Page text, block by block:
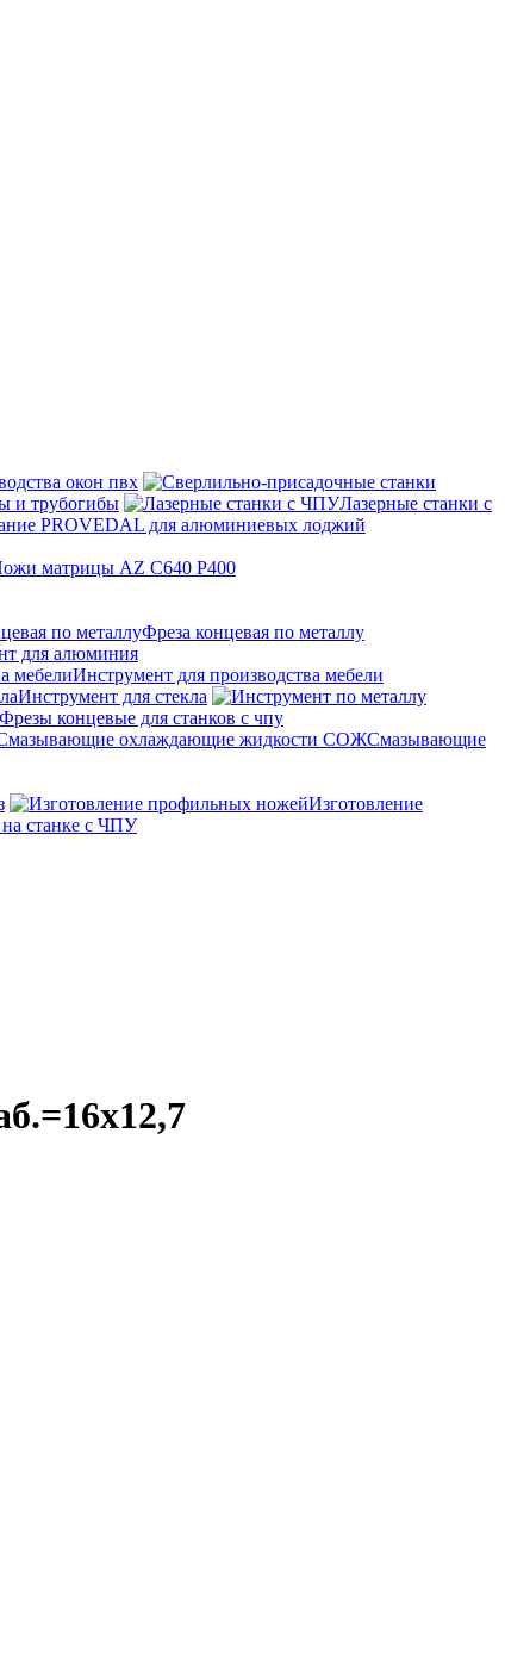
окон пвх
и трубогибы
Лазерные станки с
PROVEDAL для алюминиевых лоджий
матрицы AZ C640 P400
Фреза концевая по металлу
для алюминия
Инструмент для производства мебели
Инструмент для стекла
Фрезы концевые для станков с чпу
Смазывающие
Изготовление
на станке с ЧПУ